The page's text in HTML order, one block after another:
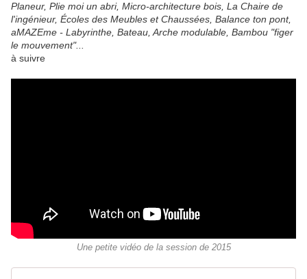
Planeur, Plie moi un abri, Micro-architecture bois, La Chaire de
l'ingénieur, Écoles des Meubles et Chaussées, Balance ton pont,
aMAZEme - Labyrinthe, Bateau, Arche modulable, Bambou "figer
le mouvement"...
à suivre
Une petite vidéo de la session de 2015